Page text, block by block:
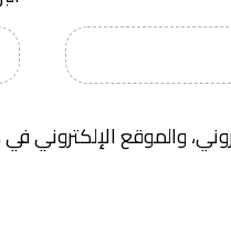
والموقع الإلكتروني